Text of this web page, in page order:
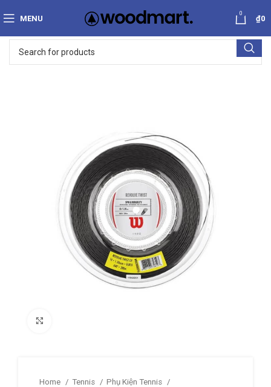
MENU
0
₫0
Home Tennis
Phụ Kiện Tennis